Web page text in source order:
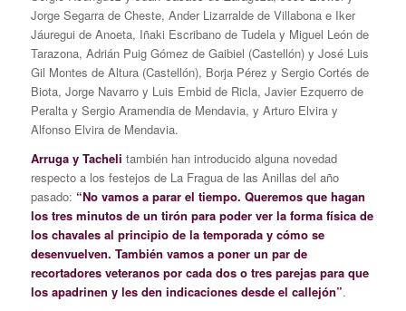
Jorge Segarra de Cheste, Ander Lizarralde de Villabona e Iker
Jáuregui de Anoeta, Iñaki Escribano de Tudela y Miguel León de
Tarazona, Adrián Puig Gómez de Gaibiel (Castellón) y José Luis
Gil Montes de Altura (Castellón), Borja Pérez y Sergio Cortés de
Biota, Jorge Navarro y Luis Embid de Ricla, Javier Ezquerro de
Peralta y Sergio Aramendia de Mendavia, y Arturo Elvira y
Alfonso Elvira de Mendavia.
Arruga y Tacheli también han introducido alguna novedad
respecto a los festejos de La Fragua de las Anillas del año
pasado: “No vamos a parar el tiempo. Queremos que hagan
los tres minutos de un tirón para poder ver la forma física de
los chavales al principio de la temporada y cómo se
desenvuelven. También vamos a poner un par de
recortadores veteranos por cada dos o tres parejas para que
los apadrinen y les den indicaciones desde el callejón”.